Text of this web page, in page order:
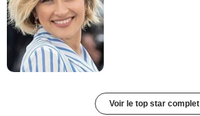
Voir le top star complet